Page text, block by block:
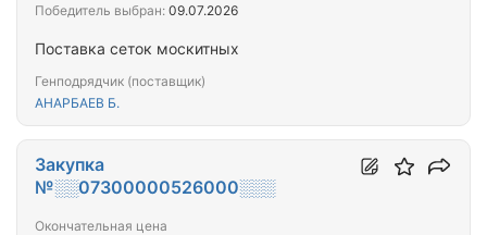
Поставка сеток москитных
Генподрядчик (поставщик)
АНАРБАЕВ Б.
Победитель выбран: 09.07.2026
Закупка
№░░07300000526000░░░
Окончательная цена